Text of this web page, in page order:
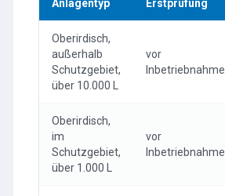
Anlagentyp Erstprüfung
Oberirdisch,
außerhalb
Schutzgebiet,
über 10.000 L
vor
Inbetriebnahme
Oberirdisch,
im
Schutzgebiet,
über 1.000 L
vor
Inbetriebnahme